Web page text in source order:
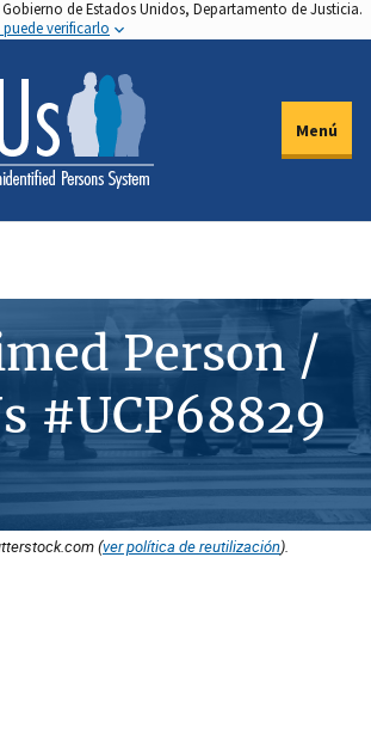
de Estados Unidos, Departamento de Justicia.
verificarlo
Menú
Person /
#UCP68829
(ver política de reutilización).